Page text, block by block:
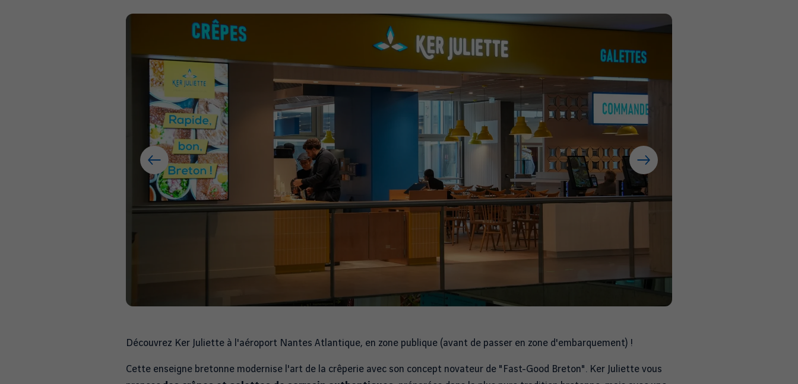
Découvrez Ker Juliette à l'aéroport Nantes Atlantique, en zone publique (avant de passer en zone d'embarquement) !
Cette enseigne bretonne modernise l'art de la crêperie avec son concept novateur de "Fast-Good Breton". Ker Juliette vous